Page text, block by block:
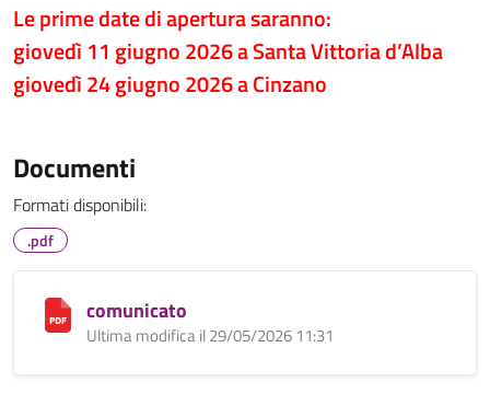
Le prime date di apertura saranno:
giovedì 11 giugno 2026 a Santa Vittoria d’Alba
giovedì 24 giugno 2026 a Cinzano
Documenti
Formati disponibili:
.pdf
comunicato
Ultima modifica il 29/05/2026 11:31